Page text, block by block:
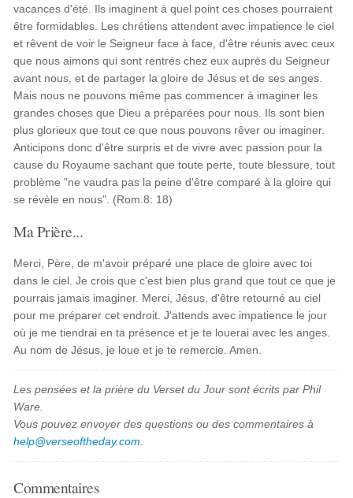
vacances d'été. Ils imaginent à quel point ces choses pourraient
être formidables. Les chrétiens attendent avec impatience le ciel
et rêvent de voir le Seigneur face à face, d'être réunis avec ceux
que nous aimons qui sont rentrés chez eux auprès du Seigneur
avant nous, et de partager la gloire de Jésus et de ses anges.
Mais nous ne pouvons même pas commencer à imaginer les
grandes choses que Dieu a préparées pour nous. Ils sont bien
plus glorieux que tout ce que nous pouvons rêver ou imaginer.
Anticipons donc d'être surpris et de vivre avec passion pour la
cause du Royaume sachant que toute perte, toute blessure, tout
problème "ne vaudra pas la peine d'être comparé à la gloire qui
se révèle en nous". (Rom.8: 18)
Ma Prière...
Merci, Père, de m'avoir préparé une place de gloire avec toi
dans le ciel. Je crois que c'est bien plus grand que tout ce que je
pourrais jamais imaginer. Merci, Jésus, d'être retourné au ciel
pour me préparer cet endroit. J'attends avec impatience le jour
où je me tiendrai en ta présence et je te louerai avec les anges.
Au nom de Jésus, je loue et je te remercie. Amen.
Les pensées et la prière du Verset du Jour sont écrits par Phil
Ware.
Vous pouvez envoyer des questions ou des commentaires à
help@verseoftheday.com
Commentaires